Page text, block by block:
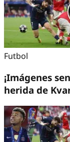
Futbol
¡Imágenes
herida de